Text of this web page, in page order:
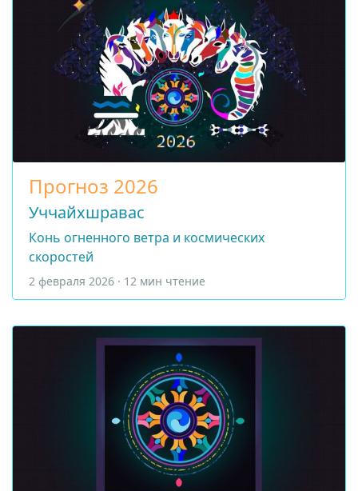
Прогноз 2026
Уччайхшравас
Конь огненного ветра и космических
скоростей
2 февраля 2026 · 12 мин чтение